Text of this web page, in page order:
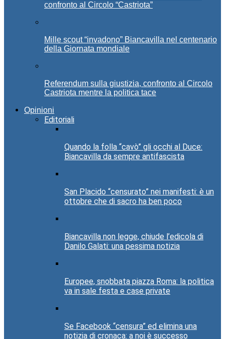
confronto al Circolo “Castriota”
Mille scout “invadono” Biancavilla nel centenario
della Giornata mondiale
Referendum sulla giustizia, confronto al Circolo
Castriota mentre la politica tace
Opinioni
Editoriali
Quando la folla “cavò” gli occhi al Duce:
Biancavilla da sempre antifascista
San Placido “censurato” nei manifesti: è un
ottobre che di sacro ha ben poco
Biancavilla non legge, chiude l’edicola di
Danilo Galati: una pessima notizia
Europee, snobbata piazza Roma: la politica
va in sale festa e case private
Se Facebook “censura” ed elimina una
notizia di cronaca: a noi è successo